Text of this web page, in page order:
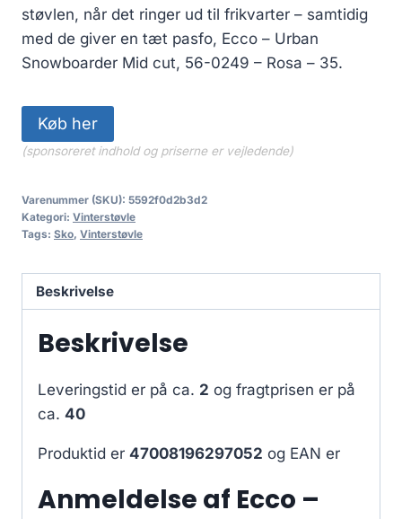
støvlen, når det ringer ud til frikvarter – samtidig
med de giver en tæt pasfo, Ecco – Urban
Snowboarder Mid cut, 56-0249 – Rosa – 35.
Køb her
(sponsoreret indhold og priserne er vejledende)
Varenummer (SKU): 5592f0d2b3d2
Kategori: Vinterstøvle
Tags: Sko, Vinterstøvle
Beskrivelse
Beskrivelse
Leveringstid er på ca. 2 og fragtprisen er på
ca. 40
Produktid er 47008196297052 og EAN er
Anmeldelse af Ecco –